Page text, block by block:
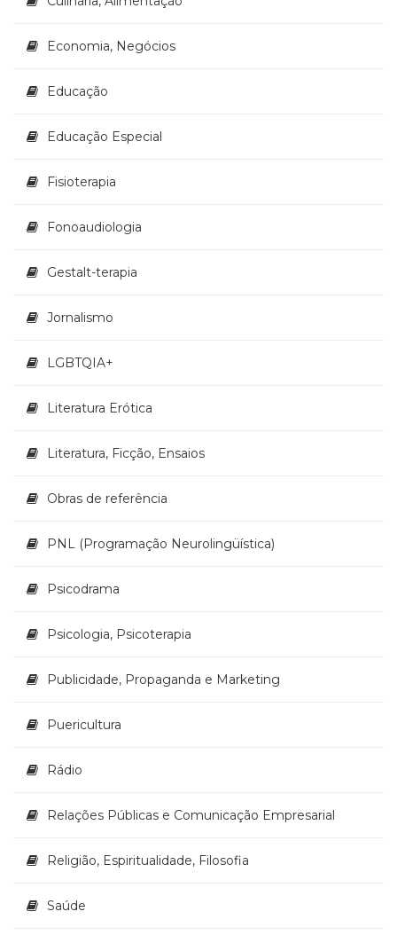
Televisão
Temas
(30)
(21)
e
(65)
(1)
(32)
Economia, Negócios
Educação
Educação Especial
Fisioterapia
Fonoaudiologia
Gestalt-terapia
Jornalismo
LGBTQIA+
Literatura Erótica
Literatura, Ficção, Ensaios
Obras de referência
PNL (Programação Neurolingüística)
Psicodrama
Psicologia, Psicoterapia
Publicidade, Propaganda e Marketing
Puericultura
Rádio
Relações Públicas e Comunicação Empresarial
Religião, Espiritualidade, Filosofia
Saúde